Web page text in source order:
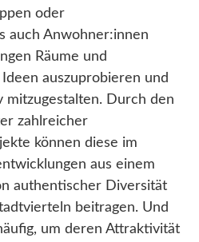
oder
auch Anwohner:innen
Räume und
auszuprobieren und
mitzugestalten. Durch den
zahlreicher
können diese im
aus einem
authentischer Diversität
beitragen. Und
um deren Attraktivität